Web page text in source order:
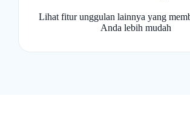
Lihat fitur unggulan lainnya yang
Anda lebih mudah